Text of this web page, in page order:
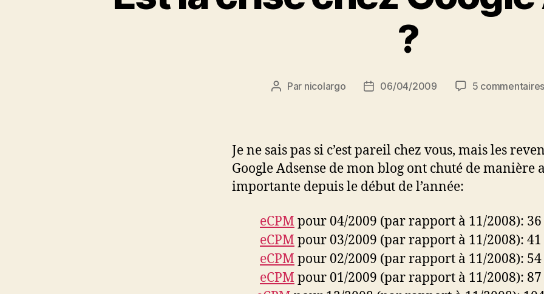
?
Auteur
Par nicolargo
Date06/04/2009 5
Je ne sais pas si c’est pareil chez vous, mais les
Google Adsense de mon blog ont chuté de manière
importante depuis le début de l’année:
eCPM pour 04/2009 (par rapport à 11/2008): 36
eCPM pour 03/2009 (par rapport à 11/2008): 41
eCPM pour 02/2009 (par rapport à 11/2008): 54
eCPM pour 01/2009 (par rapport à 11/2008): 87